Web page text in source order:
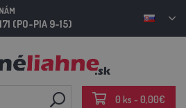
(PO-PIA 9-15)
0 ks - 0,00€